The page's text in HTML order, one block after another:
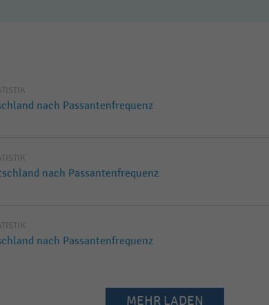
nach Passantenfrequenz
nach Passantenfrequenz
nach Passantenfrequenz
MEHR LADEN